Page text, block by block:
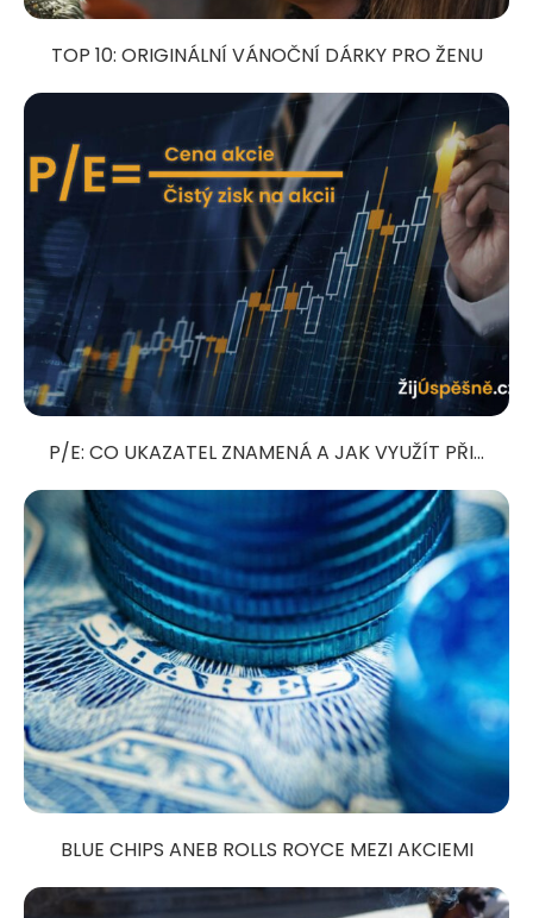
TOP 10: ORIGINÁLNÍ VÁNOČNÍ DÁRKY PRO ŽENU
P/E: CO UKAZATEL ZNAMENÁ A JAK VYUŽÍT PŘI...
BLUE CHIPS ANEB ROLLS ROYCE MEZI AKCIEMI